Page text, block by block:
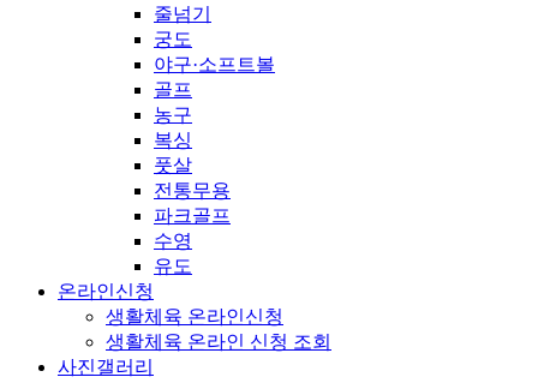
줄넘기
궁도
야구·소프트볼
골프
농구
복싱
풋살
전통무용
파크골프
수영
유도
온라인신청
생활체육 온라인신청
생활체육 온라인 신청 조회
사진갤러리